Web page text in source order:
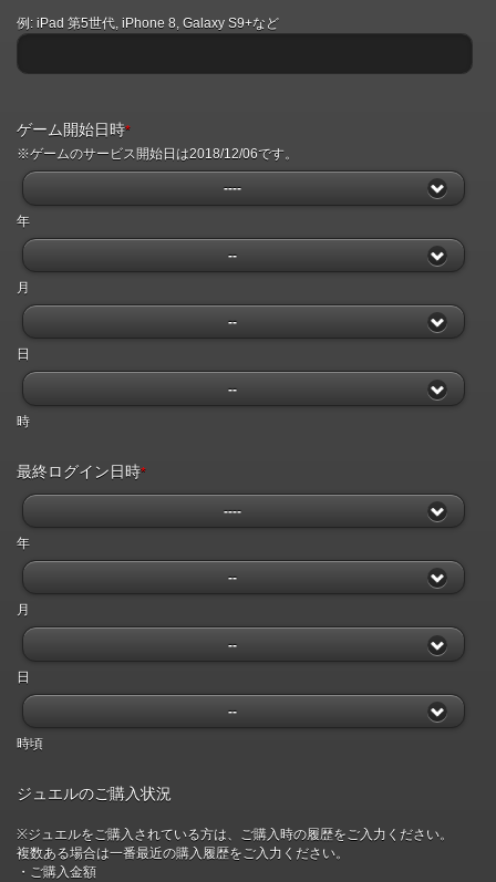
例: iPad 第5世代, iPhone 8, Galaxy S9+など
ゲーム開始日時*
※ゲームのサービス開始日は2018/12/06です。
----
年
--
月
--
日
--
時
最終ログイン日時*
----
年
--
月
--
日
--
時頃
ジュエルのご購入状況
※ジュエルをご購入されている方は、ご購入時の履歴をご入力ください。
複数ある場合は一番最近の購入履歴をご入力ください。
・ご購入金額